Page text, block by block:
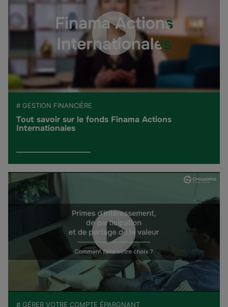
# GESTION FINANCIÈRE
Tout savoir sur le fonds Finama Actions
Internationales
# GÉRER VOTRE COMPTE ÉPARGNANT